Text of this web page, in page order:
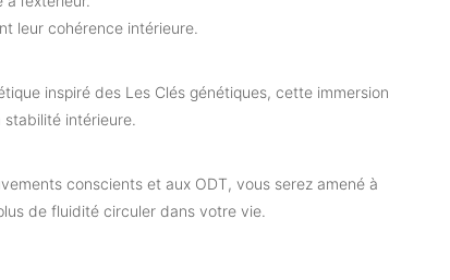
leur cohérence intérieure.
inspiré des Les Clés génétiques, cette immersion
intérieure.
conscients et aux ODT, vous serez amené à
de fluidité circuler dans votre vie.